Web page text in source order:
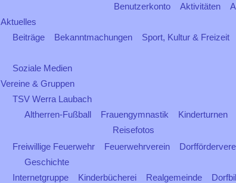
Benutzerkonto
Aktivitäten
Aktuelles
Beiträge
Bekanntmachungen Sport, Kultur & Freizeit
Soziale Medien
Vereine & Gruppen
TSV Werra Laubach
Altherren-Fußball
Frauengymnastik
Reisefotos
Kinderturnen
Freiwillige Feuerwehr
Geschichte
Feuerwehrverein
Internetgruppe Kinderbücherei Realgemeinde